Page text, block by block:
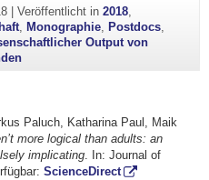
| Veröffentlicht in 2018,
, Monographie, Postdocs,
Output von
Paluch, Katharina Paul, Maik
more logical than adults: an
implicating. In: Journal of
ScienceDirect